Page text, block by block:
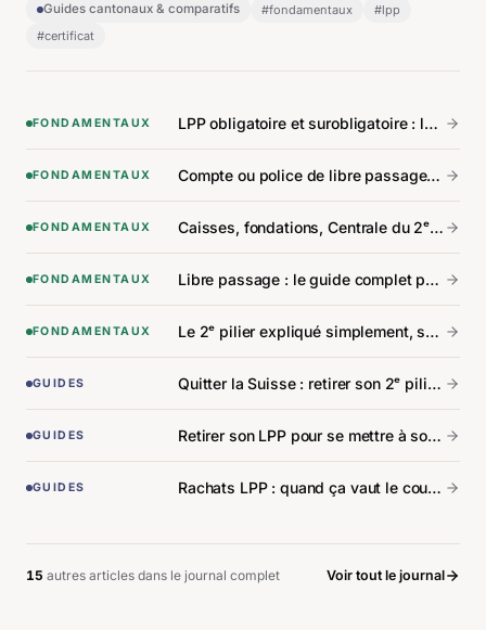
Guides cantonaux & comparatifs
#fondamentaux #lpp
#certificat
FONDAMENTAUX LPP obligatoire et surobligatoire : la différence que tout le monde confond.
FONDAMENTAUX Compte ou police de libre passage : choisir entre les deux.
FONDAMENTAUX Caisses, fondations, Centrale du 2ᵉ pilier : qui fait quoi.
FONDAMENTAUX Libre passage : le guide complet pour ne rien laisser dormir.
FONDAMENTAUX Le 2ᵉ pilier expliqué simplement, sans jargon.
GUIDES Quitter la Suisse : retirer son 2ᵉ pilier selon le pays de destination.
GUIDES Retirer son LPP pour se mettre à son compte : conditions et procédure.
GUIDES Rachats LPP : quand ça vaut le coup, quand c'est piège.
15 autres articles dans le journal complet Voir tout le journal